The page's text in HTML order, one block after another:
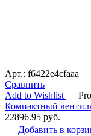
Арт.: f6422e4cfaaa
Сравнить
Add to Wishlist
Компактный
22896.95 руб.
Добавить в